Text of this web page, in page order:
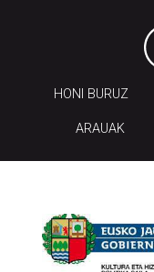
HONI BURUZ
ARAUAK